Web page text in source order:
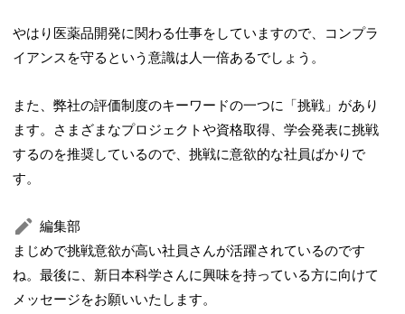
やはり医薬品開発に関わる仕事をしていますので、コンプラ
イアンスを守るという意識は人一倍あるでしょう。
また、弊社の評価制度のキーワードの一つに「挑戦」があり
ます。さまざまなプロジェクトや資格取得、学会発表に挑戦
するのを推奨しているので、挑戦に意欲的な社員ばかりで
す。
編集部
まじめで挑戦意欲が高い社員さんが活躍されているのです
ね。最後に、新日本科学さんに興味を持っている方に向けて
メッセージをお願いいたします。